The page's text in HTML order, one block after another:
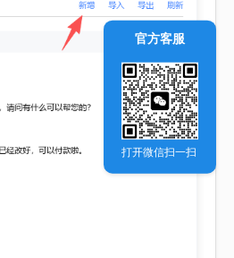
官方客服
打开微信扫一扫